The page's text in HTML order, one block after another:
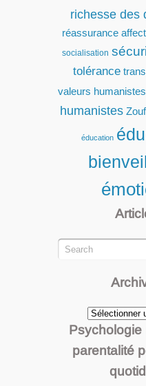
richesse des
réassurance
socialisation
tolérance
valeurs humanistes
humanistes
éducation
Archives
Psychologie
parentalité